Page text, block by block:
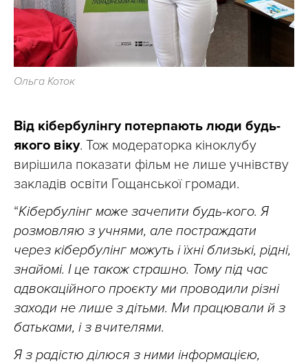
Ольга Коток
Від кібербулінгу потерпають люди будь-
якого віку. Тож модераторка кіноклубу
вирішила показати фільм не лише учнівству
закладів освіти Гощанської громади.
“Кібербулінг може зачепити будь-кого. Я
розмовляю з учнями, але постраждати
через кібербулінг можуть і їхні близькі, рідні,
знайомі. І це також страшно. Тому під час
адвокаційного проєкту ми проводили різні
заходи не лише з дітьми. Ми працювали й з
батьками, і з вчителями.
Я з радістю ділюся з ними інформацією,